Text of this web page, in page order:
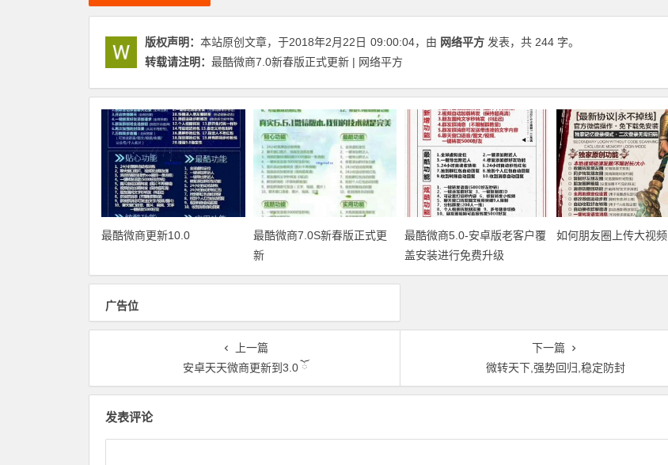
版权声明： 本站原创文章，于2018年2月22日 09:00:04，由 网络平方 发表，共 244 字。
转载请注明： 最酷微商7.0新春版正式更新 | 网络平方
最酷微商更新10.0
最酷微商7.0S新春版正式更
新
最酷微商5.0-安卓版老客户覆
盖安装进行免费升级
如何朋友圈上传大视频
广告位
上一篇
安卓天天微商更新到3.0 ོ
下一篇
微转天下,强势回归,稳定防封
发表评论